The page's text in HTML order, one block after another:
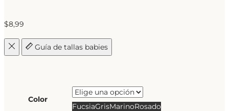
$8,99
Guía de tallas babies
Color
FucsiaGrisMarinoRosado